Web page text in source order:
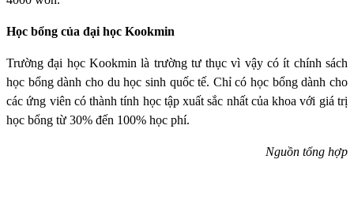
Học bổng của đại học Kookmin
Trường đại học Kookmin là trường tư thục vì vậy có ít chính sách
học bổng dành cho du học sinh quốc tế. Chỉ có học bổng dành cho
các ứng viên có thành tính học tập xuất sắc nhất của khoa với giá trị
học bổng từ 30% đến 100% học phí.
Nguồn tổng hợp